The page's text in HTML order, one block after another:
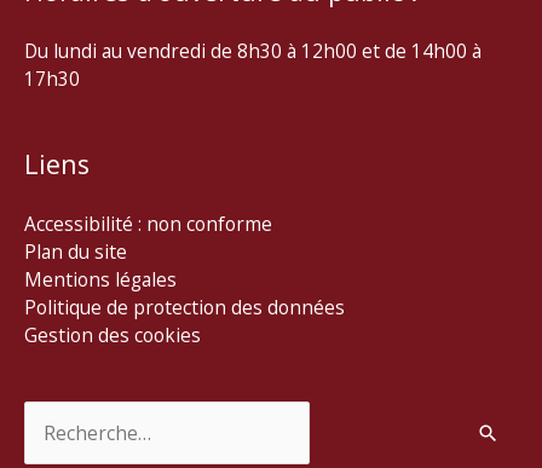
Du lundi au vendredi de 8h30 à 12h00 et de 14h00 à
17h30
Liens
Accessibilité : non conforme
Plan du site
Mentions légales
Politique de protection des données
Gestion des cookies